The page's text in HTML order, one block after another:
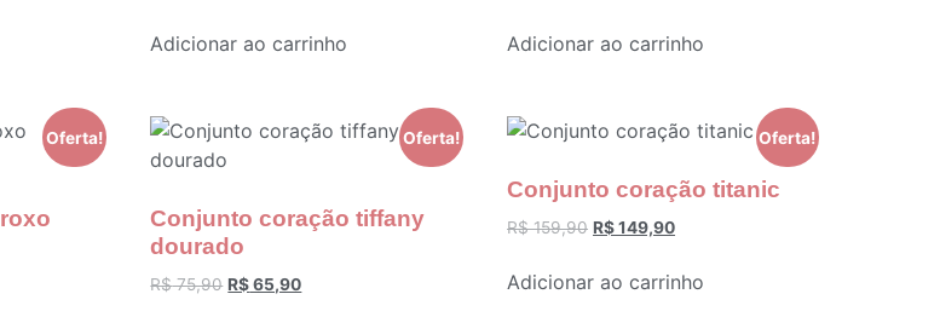
Adicionar ao carrinho Adicionar ao carrinho
Oferta! Oferta!
Conjunto coração tiffany
dourado
R$75,90 R$65,90
Oferta!
Conjunto coração titanic
R$159,90 R$149,90
Adicionar ao carrinho